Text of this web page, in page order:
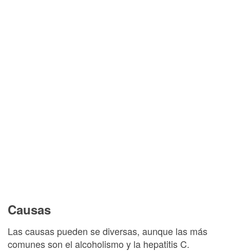
Causas
Las causas pueden se diversas, aunque las más
comunes son el alcoholismo y la hepatitis C.